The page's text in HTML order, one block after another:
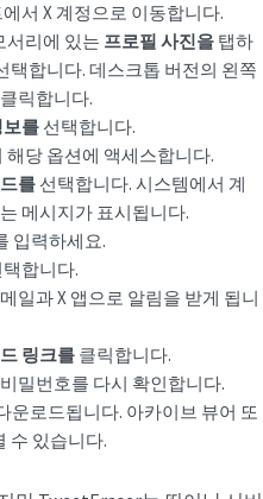
서 X 계정으로 이동합니다.
서리에 있는 프로필 사진을 탭하
택합니다. 데스크톱 버전의 왼쪽
클릭합니다.
보를 선택합니다.
해당 옵션에 액세스합니다.
를 선택합니다. 시스템에서 계
메시지가 표시됩니다.
입력하세요.
합니다.
일과 X 앱으로 알림을 받게 됩니
링크를 클릭합니다.
밀번호를 다시 확인합니다.
운로드됩니다. 아카이브 뷰어 또
수 있습니다.